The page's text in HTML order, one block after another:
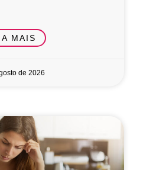
MAIS
de 2026